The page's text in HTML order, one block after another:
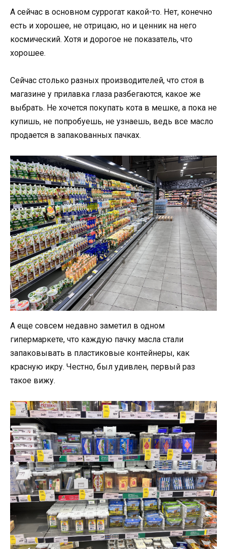
А сейчас в основном суррогат какой-то. Нет, конечно
есть и хорошее, не отрицаю, но и ценник на него
космический. Хотя и дорогое не показатель, что
хорошее.
Сейчас столько разных производителей, что стоя в
магазине у прилавка глаза разбегаются, какое же
выбрать. Не хочется покупать кота в мешке, а пока не
купишь, не попробуешь, не узнаешь, ведь все масло
продается в запакованных пачках.
А еще совсем недавно заметил в одном
гипермаркете, что каждую пачку масла стали
запаковывать в пластиковые контейнеры, как
красную икру. Честно, был удивлен, первый раз
такое вижу.